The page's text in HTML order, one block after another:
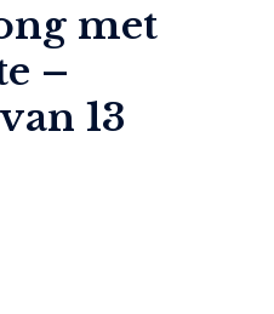
met
–
13